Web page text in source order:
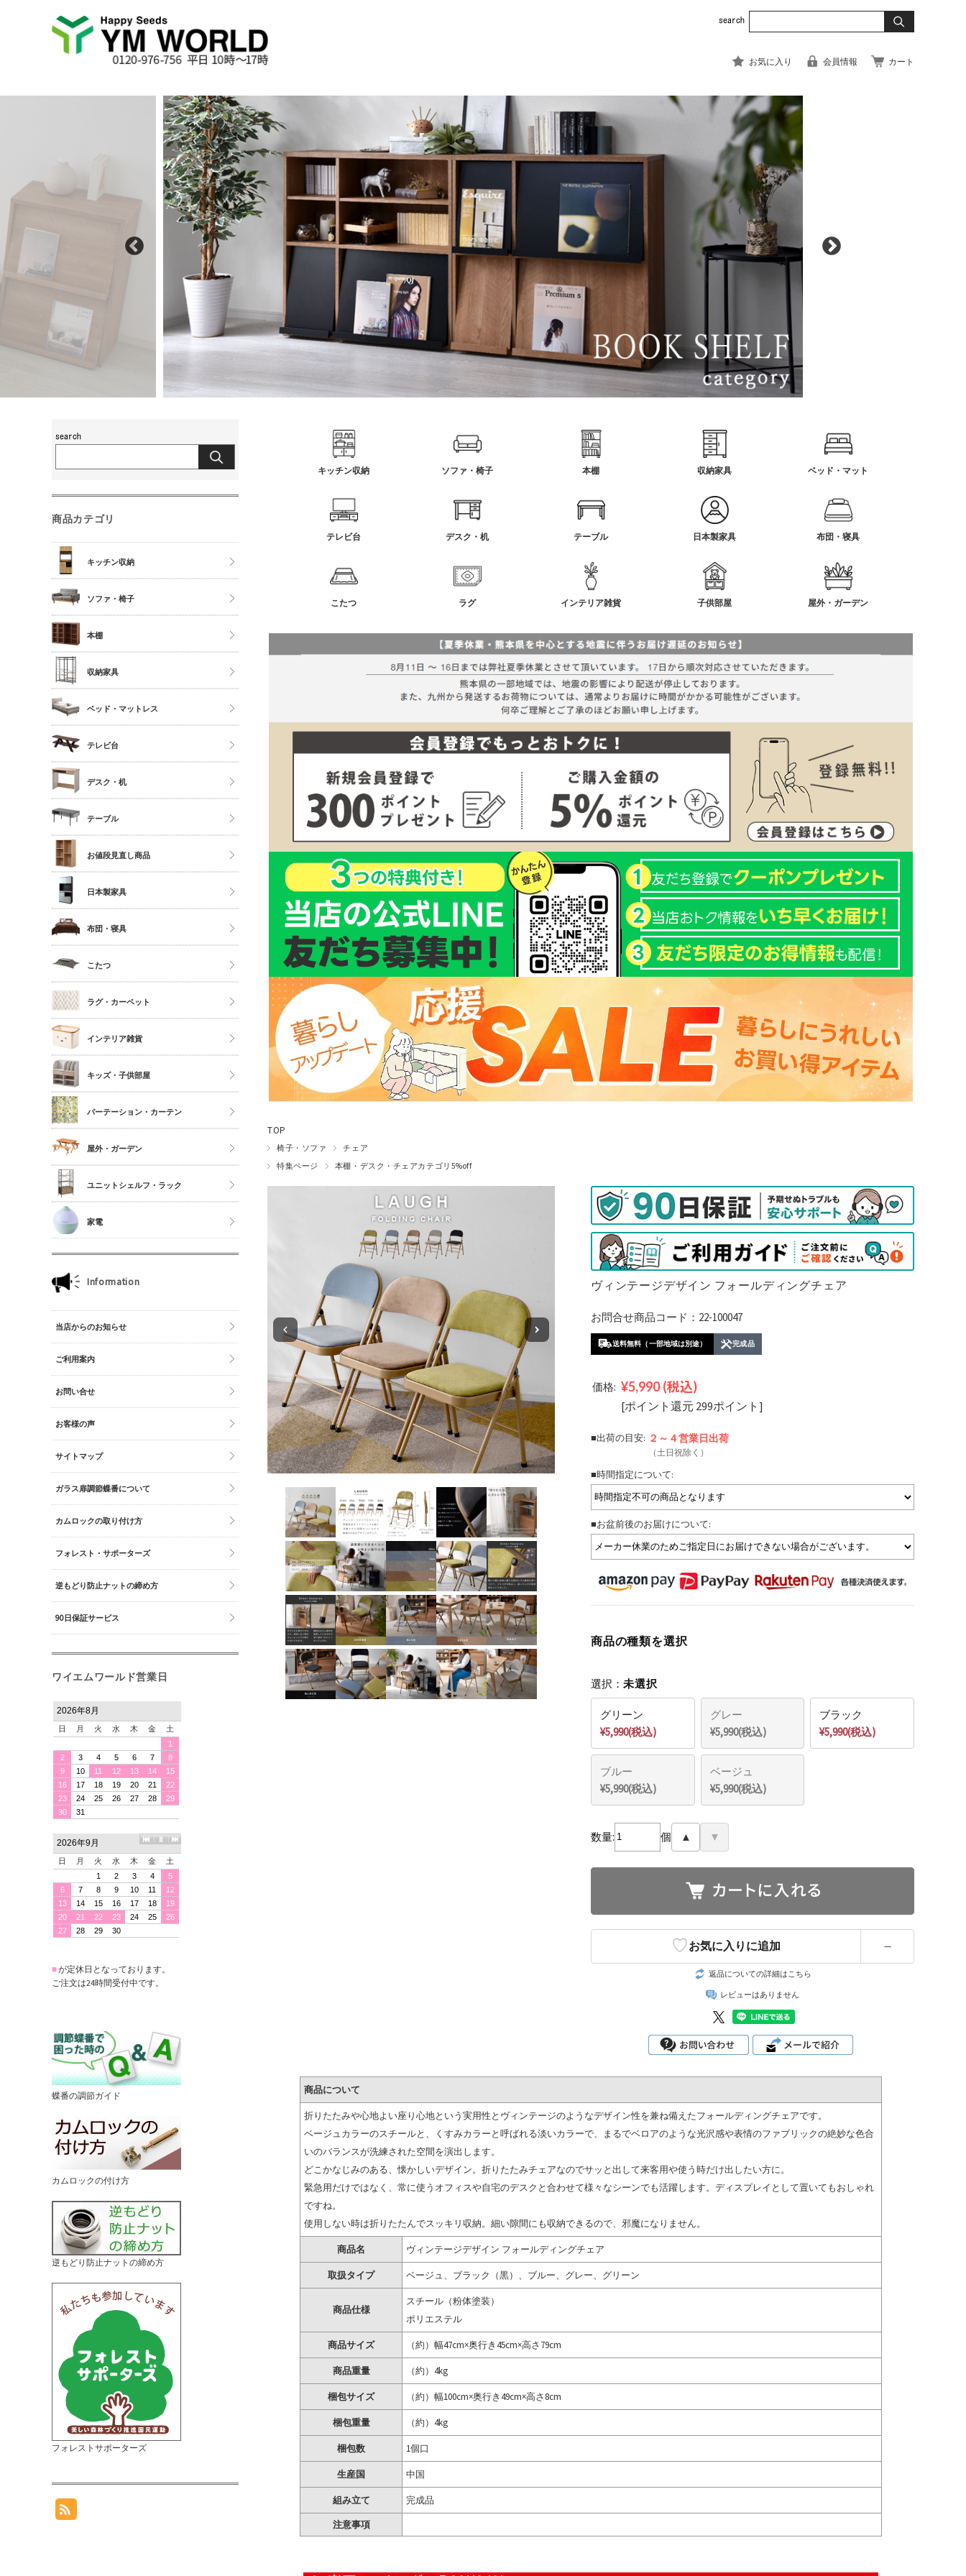
お気に入り 会員情報 カート
キッチン収納 ソファ・椅子 本棚 収納家具 ベッド・マット
テレビ台 デスク・机 テーブル 日本製家具 布団・寝具
こたつ ラグ インテリア雑貨 子供部屋 屋外・ガーデン
TOP
椅子・ソファ
チェア
特集ページ
本棚・デスク・チェアカテゴリ5%off
ヴィンテージデザイン フォールディングチェア
お問合せ商品コード：22-100047
送料無料（一部地域は別途） 完成品
価格: ¥5,990 (税込)
[ポイント還元 299ポイント]
■出荷の目安: ２～４営業日出荷
（土日祝除く）
■時間指定について:
■お盆前後のお届けについて:
商品の種類を選択
選択： 未選択
グリーン
¥5,990(税込)
グレー
¥5,990(税込)
ブラック
¥5,990(税込)
ブルー
¥5,990(税込)
ベージュ
¥5,990(税込)
数量: 個 ▲ ▼
♡お気に入りに追加 —
返品についての詳細はこちら
レビューはありません
商品について
折りたたみや心地よい座り心地という実用性とヴィンテージのようなデザイン性を兼ね備えたフォールディングチェアです。
ベージュカラーのスチールと、くすみカラーと呼ばれる淡いカラーで、まるでベロアのような光沢感や表情のファブリックの絶妙な色合
いのバランスが洗練された空間を演出します。
どこかなじみのある、懐かしいデザイン。折りたたみチェアなのでサッと出して来客用や使う時だけ出したい方に。
緊急用だけではなく、常に使うオフィスや自宅のデスクと合わせて様々なシーンでも活躍します。ディスプレイとして置いてもおしゃれ
ですね。
使用しない時は折りたたんでスッキリ収納。細い隙間にも収納できるので、邪魔になりません。
商品名 ヴィンテージデザイン フォールディングチェア
取扱タイプ ベージュ、ブラック（黒）、ブルー、グレー、グリーン
商品仕様
スチール（粉体塗装）
ポリエステル
商品サイズ （約）幅47cm×奥行き45cm×高さ79cm
商品重量 （約）4kg
梱包サイズ （約）幅100cm×奥行き49cm×高さ8cm
梱包重量 （約）4kg
梱包数 1個口
生産国 中国
組み立て
完成品
注意事項
商品カテゴリ
キッチン収納
食器棚
レンジ台
キッチンカウンター
ストッカー
ソファ・椅子
チェア
ソファ
座椅子
本棚
ミドルタイプ
ディスプレイラック
収納家具
タンス・チェスト
サニタリー
多目的収納
ベッド・マットレス
マットレス単品
シングル
セミダブル
テレビ台
ロータイプ
伸縮・変形・コーナー
デスク・机
デスク
サイドチェスト
テーブル
センターテーブル
サイドテーブル
お値段見直し商品
日本製家具
布団・寝具
シングル
セミダブル
ダブル以上
夏物布団
冬物布団
枕・抱き枕
マットレス単品
こたつ
こたつ
こたつ布団
ラグ・カーペット
正方形
長方形
円形
キッチンマット
玄関マット
インテリア雑貨
アクセサリーケース
照明・ライト
コスメボックス
収納雑貨
玄関雑貨
キッチン雑貨
ミラー・ドレッサー
本立て・マガジンラック
時計
バッグ
財布
キッズ・子供部屋
パーテーション・カーテン
カーテン・ブラインド
屋外・ガーデン
ユニットシェルフ・ラック
ユニットシェルフWiLLシリーズ
ジュリオシリーズ
家電
Information
当店からのお知らせ
ご利用案内
お問い合せ
お客様の声
サイトマップ
ガラス扉調節蝶番について
カムロックの取り付け方
フォレスト・サポーターズ
逆もどり防止ナットの締め方
90日保証サービス
ワイエムワールド営業日
■が定休日となっております。
ご注文は24時間受付中です。
蝶番の調節ガイド
カムロックの付け方
逆もどり防止ナットの締め方
フォレストサポーターズ